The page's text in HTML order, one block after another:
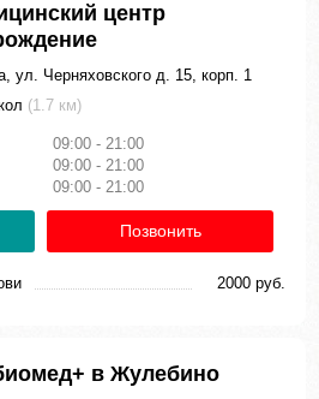
центр
ул. Черняховского д. 15, корп. 1
(1.7 км)
09:00 - 21:00
09:00 - 21:00
09:00 - 21:00
Позвонить
2000 руб.
в Жулебино